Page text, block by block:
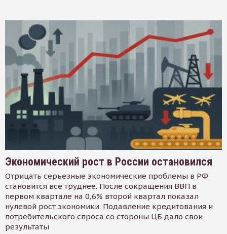
Экономический рост в России остановился
Отрицать серьезные экономические проблемы в РФ
становится все труднее. После сокращения ВВП в
первом квартале на 0,6% второй квартал показал
нулевой рост экономики. Подавление кредитования и
потребительского спроса со стороны ЦБ дало свои
результаты